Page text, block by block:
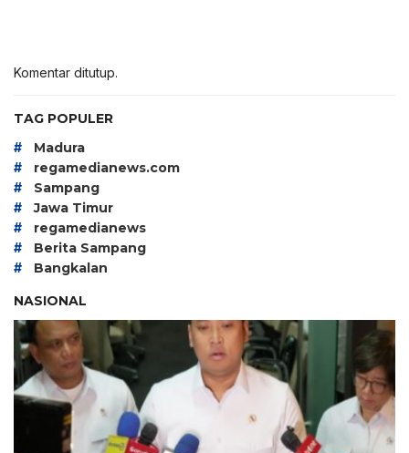
Komentar ditutup.
TAG POPULER
# Madura
# regamedianews.com
# Sampang
# Jawa Timur
# regamedianews
# Berita Sampang
#
Bangkalan
NASIONAL